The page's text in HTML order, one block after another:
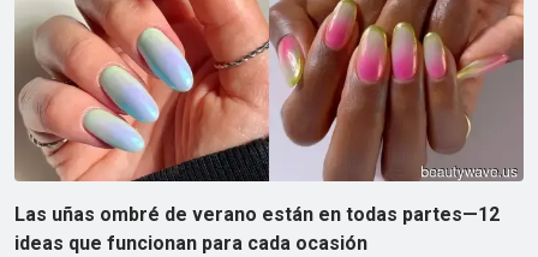
Las uñas ombré de verano están en todas partes—12
ideas que funcionan para cada ocasión